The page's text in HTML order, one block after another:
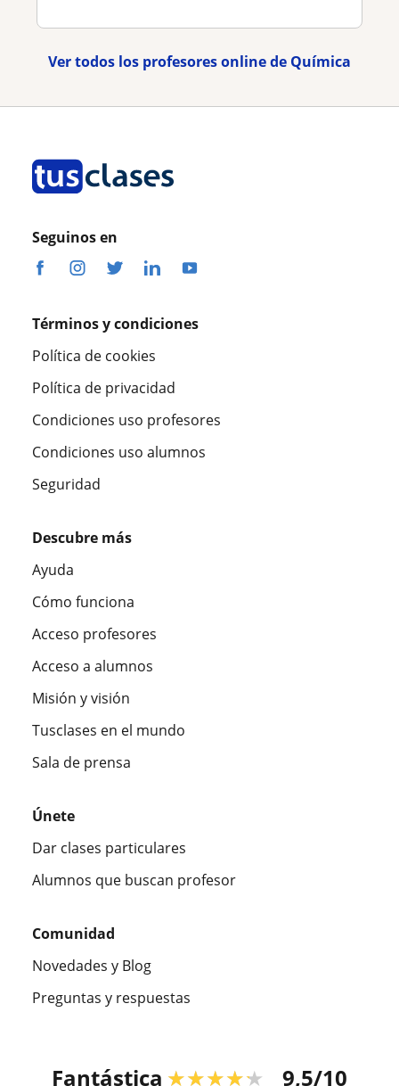
Ver todos los profesores online de Química
Seguinos en
Términos y condiciones
Política de cookies
Política de privacidad
Condiciones uso profesores
Condiciones uso alumnos
Seguridad
Descubre más
Ayuda
Cómo funciona
Acceso profesores
Acceso a alumnos
Misión y visión
Tusclases en el mundo
Sala de prensa
Únete
Dar clases particulares
Alumnos que buscan profesor
Comunidad
Novedades y Blog
Preguntas y respuestas
Fantástica ★★★★★ 9,5/10